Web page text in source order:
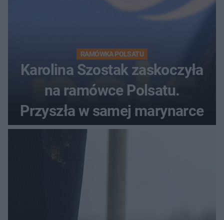
RAMÓWKA POLSATU
Karolina Szostak zaskoczyła
na ramówce Polsatu.
Przyszła w samej marynarce